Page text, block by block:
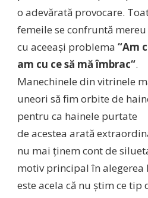
o adevărată provocare.
femeile se confruntă mereu
cu aceeaşi problema “Am
am cu cesă mă îmbrac“.
Manechinele din vitrinele
uneori să fim orbite de
pentru ca hainele purtate
de acestea arată
nu mai ţinem contde
motiv principal în alegerea
este acela că nu ştim ce tip